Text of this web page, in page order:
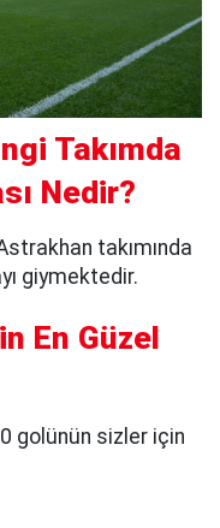
Takımda
Nedir?
takımında
giymektedir.
En Güzel
golünün sizler için